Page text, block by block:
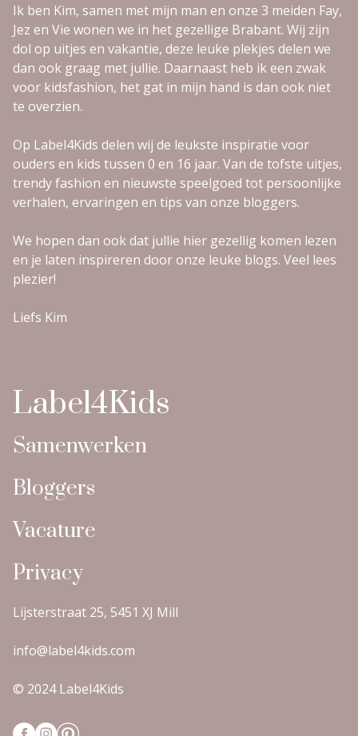
Ik ben Kim, samen met mijn man en onze 3 meiden Fay,
Jez en Vie wonen we in het gezellige Brabant. Wij zijn
dol op uitjes en vakantie, deze leuke plekjes delen we
dan ook graag met jullie. Daarnaast heb ik een zwak
voor kidsfashion, het gat in mijn hand is dan ook niet
te overzien.
Op Label4Kids delen wij de leukste inspiratie voor
ouders en kids tussen 0 en 16 jaar. Van de tofste uitjes,
trendy fashion en nieuwste speelgoed tot persoonlijke
verhalen, ervaringen en tips van onze bloggers.
We hopen dan ook dat jullie hier gezellig komen lezen
en je laten inspireren door onze leuke blogs. Veel lees
plezier!
Liefs Kim
Label4Kids
Samenwerken
Bloggers
Vacature
Privacy
Lijsterstraat 25, 5451 XJ Mill
info@label4kids.com
© 2024 Label4Kids